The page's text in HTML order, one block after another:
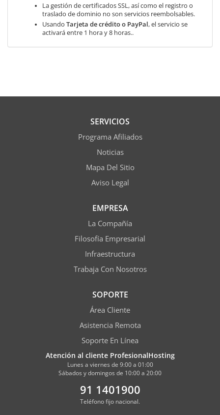
La gestión de certificados SSL, así como el registro o
traslado de dominio no son servicios reembolsables.
Usando Tarjeta de crédito o PayPal, el servicio se
activará entre 1 hora y 8 horas..
SERVICIOS
Programa Afiliados
Noticias
Mapa Del Sitio
Aviso Legal
EMPRESA
La Compañía
Filosofía Empresarial
Infraestructura
Trabaja Con Nosotros
SOPORTE
Área Cliente
Asistencia Remota
Soporte En Línea
Atención al cliente ProfesionalHosting
Lunes a viernes de 9:00 a 01:00
Sábados y domingos de 10:00 a 20:00
91 1401900
Teléfono fijo nacional.